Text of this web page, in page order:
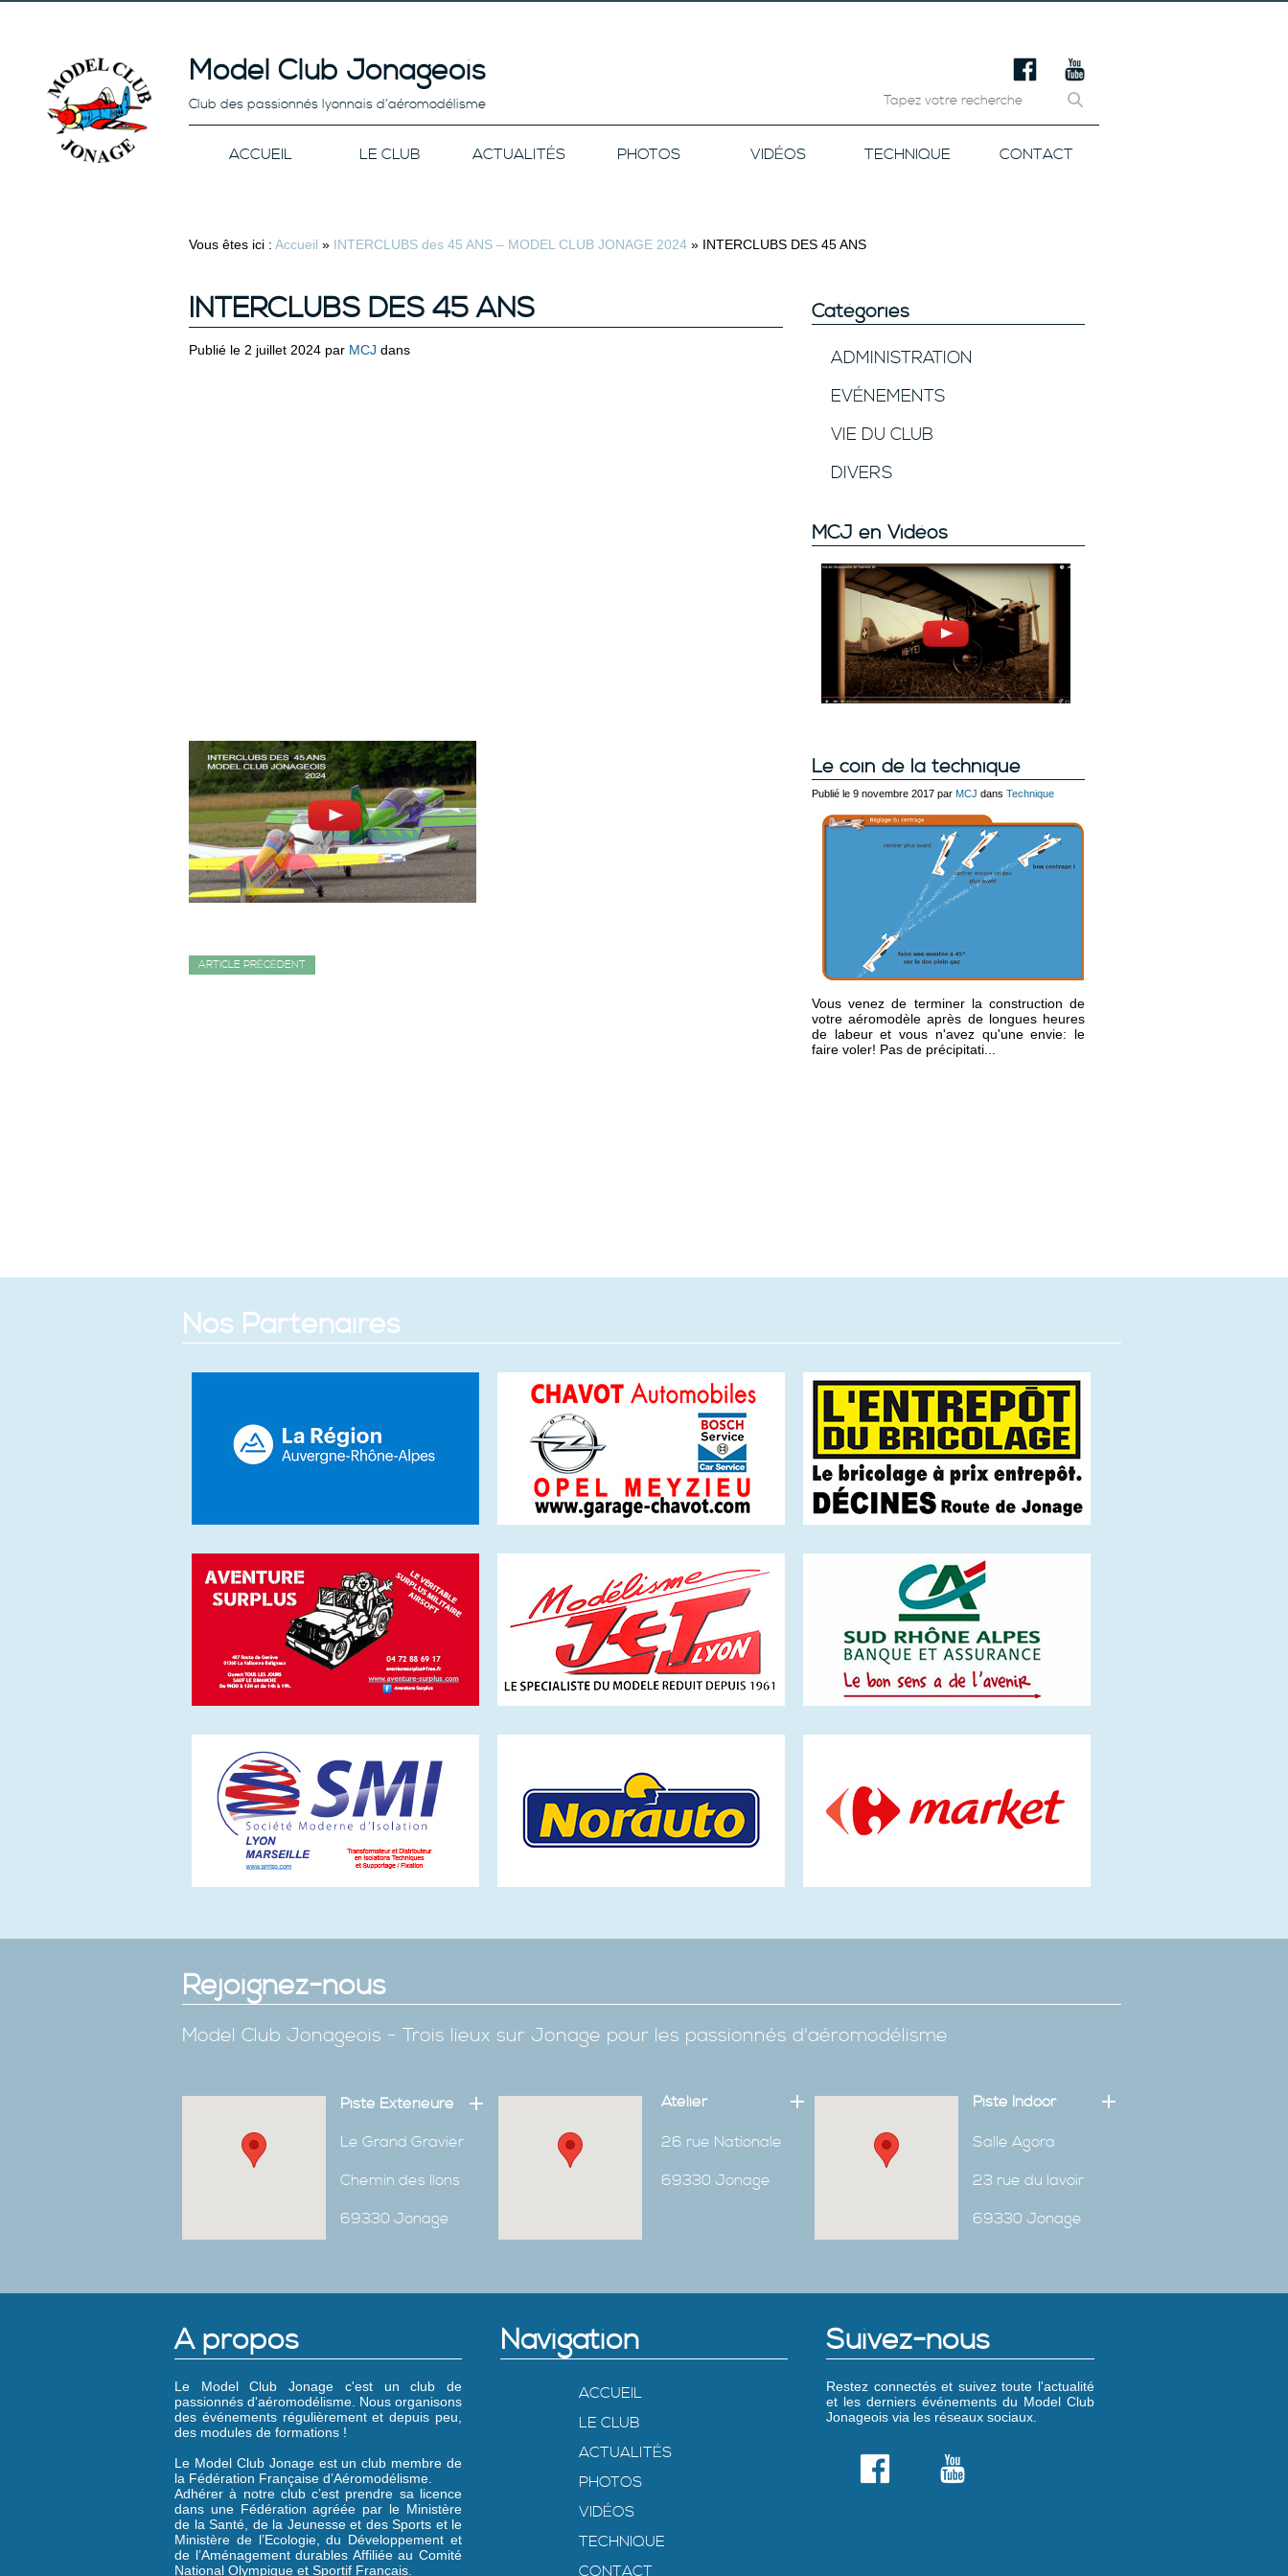
Model Club Jonageois
Club des passionnés lyonnais d’aéromodélisme
ACCUEIL LE CLUB ACTUALITÉS PHOTOS VIDÉOS TECHNIQUE CONTACT
Vous êtes ici : Accueil » INTERCLUBS des 45 ANS – MODEL CLUB JONAGE 2024 » INTERCLUBS DES 45 ANS
INTERCLUBS DES 45 ANS
Publié le 2 juillet 2024 par MCJ dans
ARTICLE PRÉCÉDENT
Catégories
ADMINISTRATION
EVÉNEMENTS
VIE DU CLUB
DIVERS
MCJ en Vidéos
Le coin de la technique
Publié le 9 novembre 2017 par MCJ dans Technique
Vous venez de terminer la construction de
votre aéromodèle après de longues heures
de labeur et vous n'avez qu'une envie: le
faire voler! Pas de précipitati...
Nos Partenaires
Rejoignez-nous
Model Club Jonageois - Trois lieux sur Jonage pour les passionnés d'aéromodélisme
Piste Extérieure
Le Grand Gravier
Chemin des Ilons
69330 Jonage
Atelier
26 rue Nationale
69330 Jonage
Piste Indoor
Salle Agora
23 rue du lavoir
69330 Jonage
A propos
Le Model Club Jonage c'est un club de
passionnés d'aéromodélisme. Nous organisons
des événements régulièrement et depuis peu,
des modules de formations !
Le Model Club Jonage est un club membre de
la Fédération Française d’Aéromodélisme.
Adhérer à notre club c’est prendre sa licence
dans une Fédération agréée par le Ministère
de la Santé, de la Jeunesse et des Sports et le
Ministère de l’Ecologie, du Développement et
de l’Aménagement durables Affiliée au Comité
National Olympique et Sportif Français.
Navigation
ACCUEIL
LE CLUB
ACTUALITÉS
PHOTOS
VIDÉOS
TECHNIQUE
CONTACT
Suivez-nous
Restez connectés et suivez toute l'actualité
et les derniers événements du Model Club
Jonageois via les réseaux sociaux.